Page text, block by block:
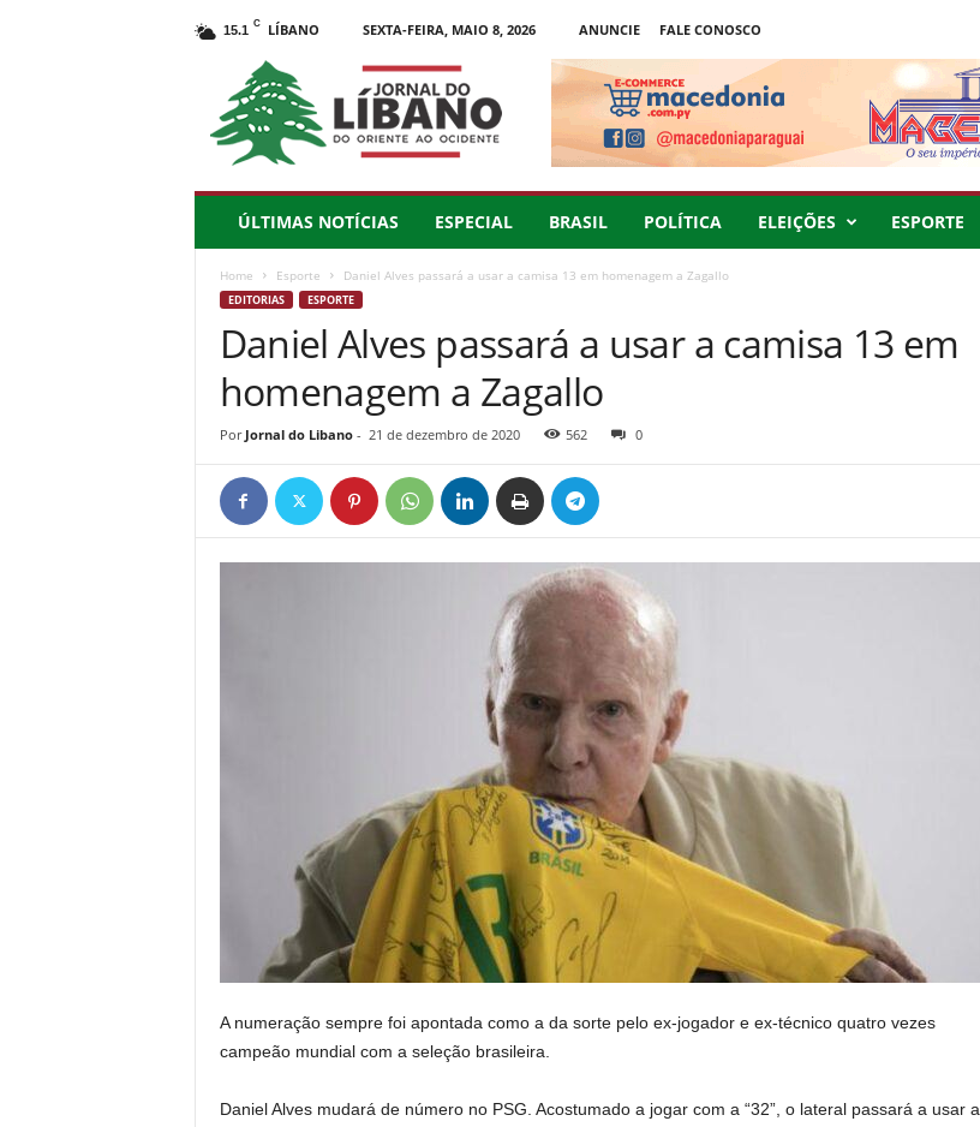
15.1 C LÍBANO SEXTA-FEIRA, MAIO 8, 2026 ANUNCIE
FALE CONOSCO
o
i
ÚLTIMAS NOTÍCIAS ESPECIAL BRASIL POLÍTICA ELEIÇÕES ESPORTE
Home Esporte Daniel Alves passará a usar a camisa 13 em homenagem a Zagallo
EDITORIAS ESPORTE
Daniel Alves passará a usar a camisa 13 em
homenagem a Zagallo
Por Jornal do Libano- 21 de dezembro de 2020 562 0
A numeração sempre foi apontada como a da sorte pelo ex-jogador e ex-técnico quatro vezes
campeão mundial com a seleção brasileira.
Daniel Alves mudará de número no PSG. Acostumado a jogar com a “32”, o lateral passará a usar a